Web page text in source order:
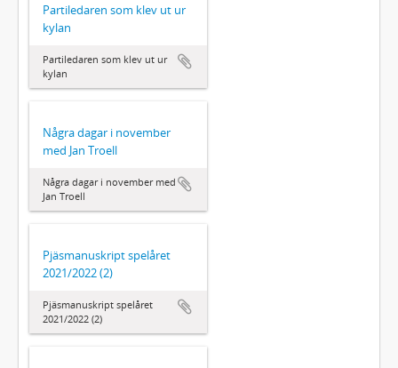
Partiledaren som klev ut ur
kylan
Partiledaren som klev ut ur
kylan
Några dagar i november
med Jan Troell
Några dagar i november med
Jan Troell
Pjäsmanuskript spelåret
2021/2022 (2)
Pjäsmanuskript spelåret
2021/2022 (2)